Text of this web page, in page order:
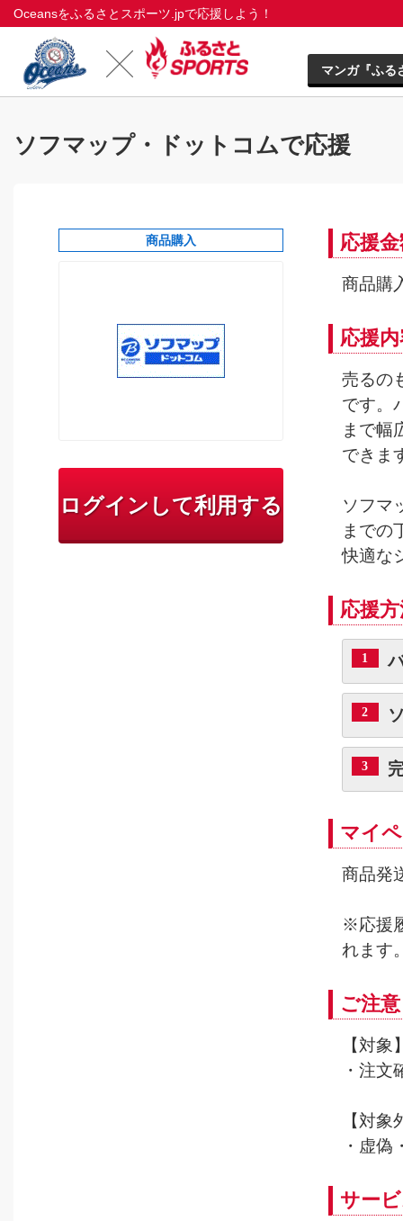
Oceansをふるさとスポーツ.jpで応援しよう！
マンガ『ふる
ソフマップ・ドットコムで応援
商品購入
ログインして利用する
応援
商品購
応援
売るの
です。
まで幅
できま
ソフマ
までの
快適な
応援
1
2
3
マイ
商品発
※応援
れます
ご注意
【対象
・注
【対象
・虚
サー